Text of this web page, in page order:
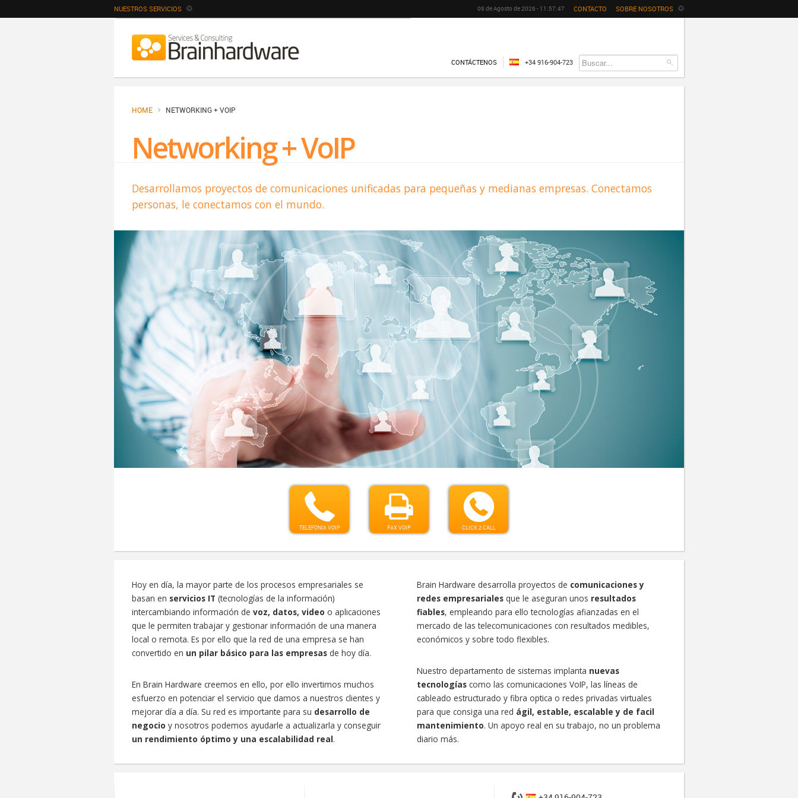
NUESTROS SERVICIOS SOBRE NOSOTROS
CONTACTO
09 de Agosto de 2026 - 11 :57:47
+34 916-904-723
CONTÁCTENOS
HOME NETWORKING + VOIP
Networking + VoIP
Desarrollamos proyectos de comunicaciones unificadas para pequeñas y medianas empresas. Conectamos
personas, le conectamos con el mundo.

TELEFONÍA VOIP

FAX VOIP

CLICK 2 CALL
Hoy en día, la mayor parte de los procesos empresariales se
basan en servicios IT (tecnologías de la información)
intercambiando información de voz, datos, video o aplicaciones
que le permiten trabajar y gestionar información de una manera
local o remota. Es por ello que la red de una empresa se han
convertido en un pilar básico para las empresas de hoy día.
En Brain Hardware creemos en ello, por ello invertimos muchos
esfuerzo en potenciar el servicio que damos a nuestros clientes y
mejorar día a día. Su red es importante para su desarrollo de
negocio y nosotros podemos ayudarle a actualizarla y conseguir
un rendimiento óptimo y una escalabilidad real.
Brain Hardware desarrolla proyectos de comunicaciones y
redes empresariales que le aseguran unos resultados
fiables, empleando para ello tecnologías afianzadas en el
mercado de las telecomunicaciones con resultados medibles,
económicos y sobre todo flexibles.
Nuestro departamento de sistemas implanta nuevas
tecnologías como las comunicaciones VoIP, las líneas de
cableado estructurado y fibra optica o redes privadas virtuales
para que consiga una red ágil, estable, escalable y de facil
mantenimiento. Un apoyo real en su trabajo, no un problema
diario más.